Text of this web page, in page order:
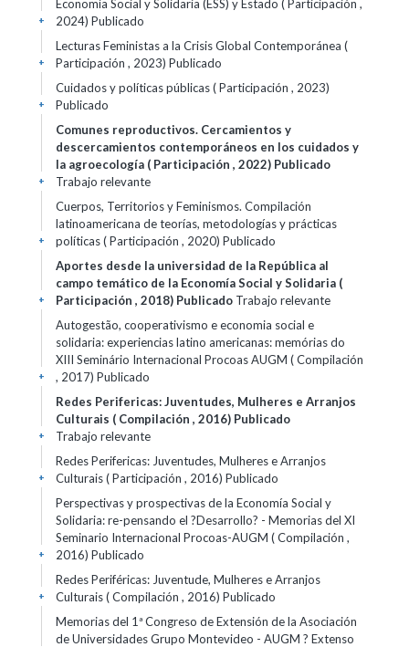
Economía Social y Solidaria (ESS) y Estado ( Participación ,
2024) Publicado
+
Lecturas Feministas a la Crisis Global Contemporánea (
Participación , 2023) Publicado
+
Cuidados y políticas públicas ( Participación , 2023)
Publicado
+
Comunes reproductivos. Cercamientos y
descercamientos contemporáneos en los cuidados y
la agroecología ( Participación , 2022) Publicado
Trabajo relevante
+
Cuerpos, Territorios y Feminismos. Compilación
latinoamericana de teorías, metodologías y prácticas
políticas ( Participación , 2020) Publicado
+
Aportes desde la universidad de la República al
campo temático de la Economía Social y Solidaria (
Participación , 2018) Publicado Trabajo relevante
+
Autogestão, cooperativismo e economia social e
solidaria: experiencias latino americanas: memórias do
XIII Seminário Internacional Procoas AUGM ( Compilación
, 2017) Publicado
+
Redes Perifericas: Juventudes, Mulheres e Arranjos
Culturais ( Compilación , 2016) Publicado
Trabajo relevante
+
Redes Perifericas: Juventudes, Mulheres e Arranjos
Culturais ( Participación , 2016) Publicado
+
Perspectivas y prospectivas de la Economía Social y
Solidaria: re-pensando el ?Desarrollo? - Memorias del XI
Seminario Internacional Procoas-AUGM ( Compilación ,
2016) Publicado
+
Redes Periféricas: Juventude, Mulheres e Arranjos
Culturais ( Compilación , 2016) Publicado
+
Memorias del 1ª Congreso de Extensión de la Asociación
de Universidades Grupo Montevideo - AUGM ? Extenso